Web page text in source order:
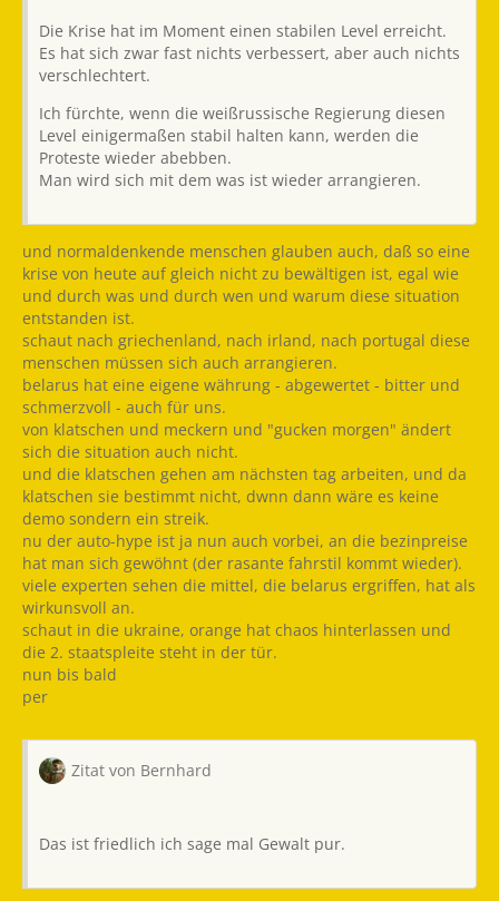
Die Krise hat im Moment einen stabilen Level erreicht.
Es hat sich zwar fast nichts verbessert, aber auch nichts
verschlechtert.
Ich fürchte, wenn die weißrussische Regierung diesen
Level einigermaßen stabil halten kann, werden die
Proteste wieder abebben.
Man wird sich mit dem was ist wieder arrangieren.
und normaldenkende menschen glauben auch, daß so eine
krise von heute auf gleich nicht zu bewältigen ist, egal wie
und durch was und durch wen und warum diese situation
entstanden ist.
schaut nach griechenland, nach irland, nach portugal diese
menschen müssen sich auch arrangieren.
belarus hat eine eigene währung - abgewertet - bitter und
schmerzvoll - auch für uns.
von klatschen und meckern und "gucken morgen" ändert
sich die situation auch nicht.
und die klatschen gehen am nächsten tag arbeiten, und da
klatschen sie bestimmt nicht, dwnn dann wäre es keine
demo sondern ein streik.
nu der auto-hype ist ja nun auch vorbei, an die bezinpreise
hat man sich gewöhnt (der rasante fahrstil kommt wieder).
viele experten sehen die mittel, die belarus ergriffen, hat als
wirkunsvoll an.
schaut in die ukraine, orange hat chaos hinterlassen und
die 2. staatspleite steht in der tür.
nun bis bald
per
Zitat von Bernhard
Das ist friedlich ich sage mal Gewalt pur.